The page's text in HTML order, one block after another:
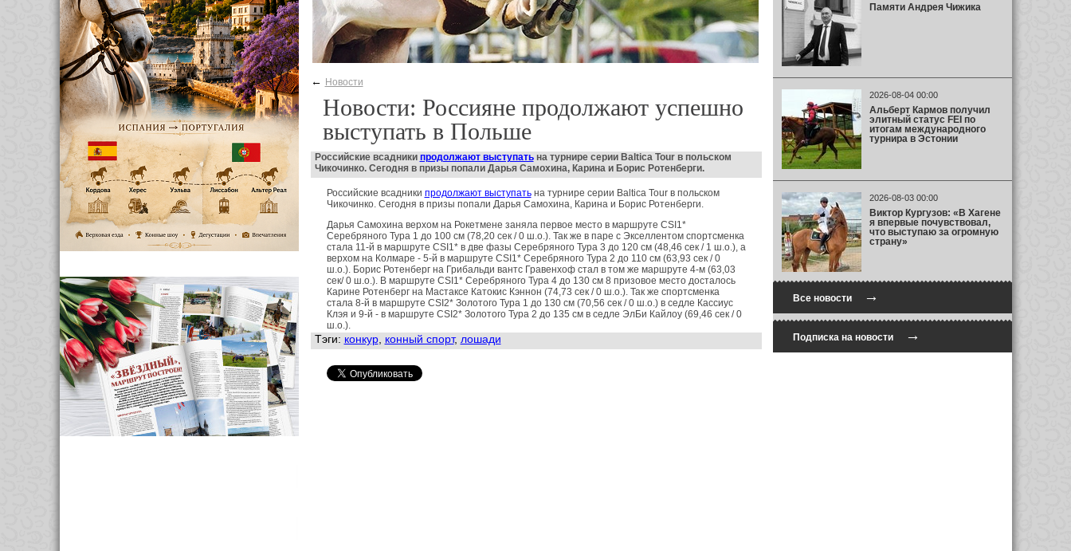
← Новости
Новости: Россияне продолжают успешно
выступать в Польше
Российские всадники продолжают выступатьна турнире серии Baltica Tour в польском
Чикочинко. Сегодня в призы попали Дарья Самохина, Карина и Борис Ротенберги.
Российские всадники продолжают выступатьна турнире серии Baltica Tour в польском
Чикочинко. Сегодня в призы попали Дарья Самохина, Карина и Борис Ротенберги.
Дарья Самохина верхом на Рокетмене заняла первое место в маршруте CSI1*
Серебряного Тура 1 до 100 см (78,20 сек / 0 ш.о.). Так же в паре с Экселлентом спортсменка
стала 11-й в маршруте CSI1* в две фазы Серебряного Тура 3 до 120 см (48,46 сек / 1 ш.о.), а
верхом на Колмаре - 5-й в маршруте CSI1* Серебряного Тура 2 до 110 см (63,93 сек / 0
ш.о.). Борис Ротенберг на Грибальди вантс Гравенхоф стал в том же маршруте 4-м (63,03
сек/ 0 ш.о.). В маршруте CSI1* Серебряного Тура 4 до 130 см 8 призовое место досталось
Карине Ротенберг на Мастаксе Катокис Кэннон (74,73 сек / 0 ш.о.). Так же спортсменка
стала 8-й в маршруте CSI2* Золотого Тура 1 до 130 см (70,56 сек / 0 ш.о.) в седле Кассиус
Клэя и 9-й - в маршруте CSI2* Золотого Тура 2 до 135 см в седле ЭлБи Кайлоу (69,46 сек / 0
ш.о.).
Тэги: конкур, конный спорт, лошади
Памяти Андрея Чижика
2026-08-04 00:00
Альберт Кармов получил
элитный статус FEI по
итогам международного
турнира в Эстонии
2026-08-03 00:00
Виктор Кургузов: «В Хагене
я впервые почувствовал,
что выступаю за огромную
страну»
Все новости→
Подписка на новости→